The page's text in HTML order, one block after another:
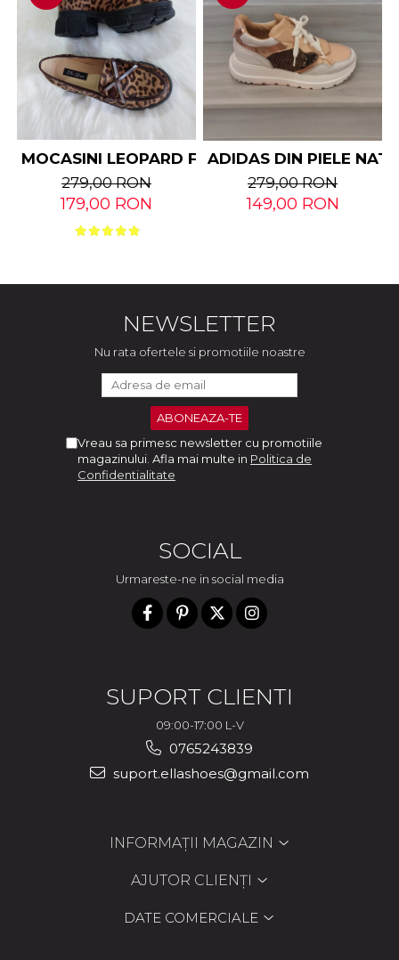
MOCASINI LEOPARD FUNDĂ PIELE NATURALĂ
279,00 RON
179,00 RON
ADIDAS DIN PIELE
279,00 RON
149,00 RON
NEWSLETTER
Nu rata ofertele si promotiile noastre
Vreau sa primesc newsletter cu promotiile
magazinului. Afla mai multe in Politica de
Confidentialitate
SOCIAL
Urmareste-ne in social media
SUPORT CLIENTI
09:00-17:00 L-V
0765243839
suport.ellashoes@gmail.com
INFORMAȚII MAGAZIN
AJUTOR CLIENȚI
DATE COMERCIALE